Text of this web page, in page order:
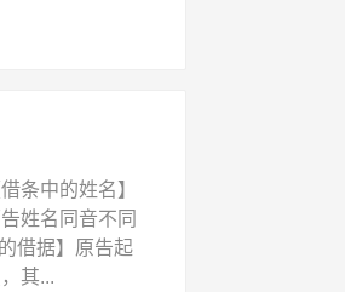
条中的姓名】
姓名同音不同
借据】原告起
其...